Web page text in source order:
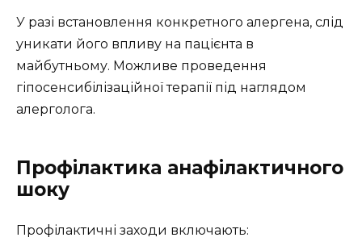
У разі встановлення конкретного алергена, слід
уникати його впливу на пацієнта в
майбутньому. Можливе проведення
гіпосенсибілізаційної терапії під наглядом
алерголога.
Профілактика анафілактичного
шоку
Профілактичні заходи включають: